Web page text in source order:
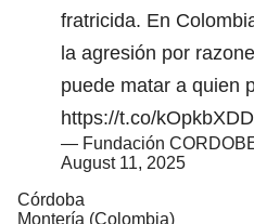
fratricida. En
la agresión por
puede matar a quien
https://t.co/
— Fundación
August 11, 2025
Córdoba
Montería (Colombia)